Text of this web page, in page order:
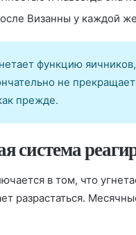
Визанны у каждой
функцию
не
прежде.
система
в том, что
разрастаться.